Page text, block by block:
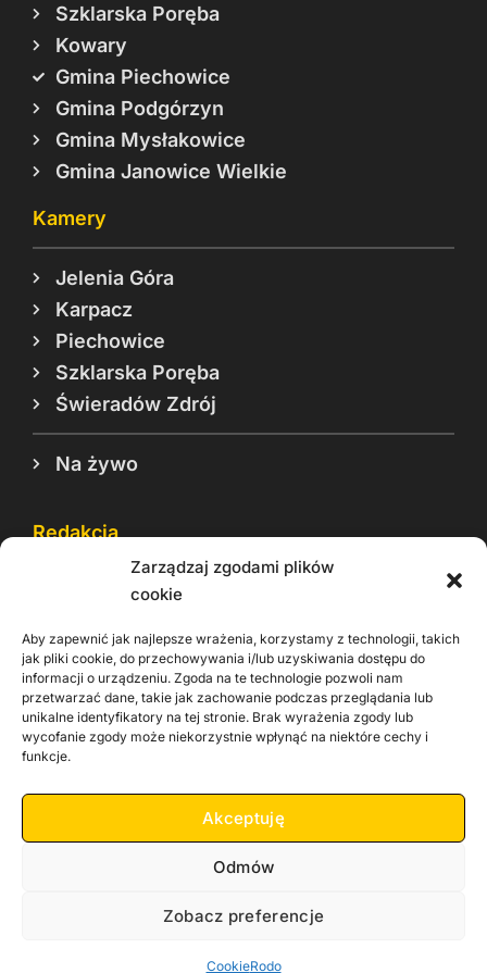
Zarządzaj zgodami plików
cookie
Aby zapewnić jak najlepsze wrażenia, korzystamy z technologii, takich
jak pliki cookie, do przechowywania i/lub uzyskiwania dostępu do
informacji o urządzeniu. Zgoda na te technologie pozwoli nam
przetwarzać dane, takie jak zachowanie podczas przeglądania lub
unikalne identyfikatory na tej stronie. Brak wyrażenia zgody lub
wycofanie zgody może niekorzystnie wpłynąć na niektóre cechy i
funkcje.
Akceptuję
Odmów
Zobacz preferencje
CookieRodo
Szklarska Poręba
Kowary
Gmina Piechowice
Gmina Podgórzyn
Gmina Mysłakowice
Gmina Janowice Wielkie
Kamery
Jelenia Góra
Karpacz
Piechowice
Szklarska Poręba
Świeradów Zdrój
Na żywo
Redakcja
Reklama
Rodo
Kontakt
Informacje dla